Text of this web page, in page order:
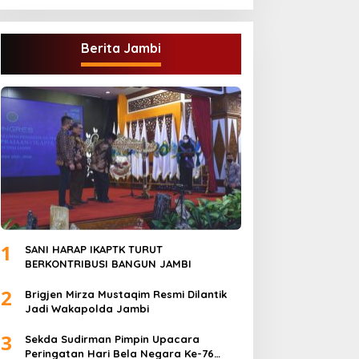
Berita Jambi
1
SANI HARAP IKAPTK TURUT
BERKONTRIBUSI BANGUN JAMBI
2
Brigjen Mirza Mustaqim Resmi Dilantik
Jadi Wakapolda Jambi
3
Sekda Sudirman Pimpin Upacara
Peringatan Hari Bela Negara Ke-76